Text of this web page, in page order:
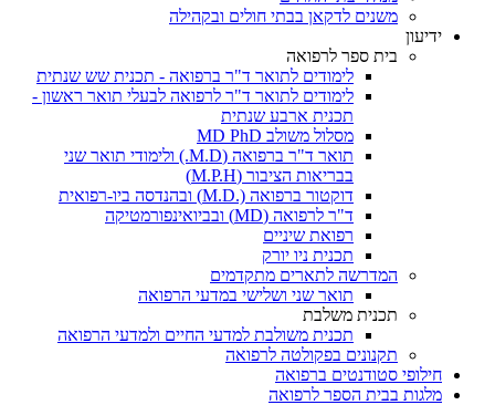
משנים לדקאן בבתי חולים ובקהילה
ידיעון
בית ספר לרפואה
לימודים לתואר ד"ר ברפואה - תכנית שש שנתית
לימודים לתואר ד"ר לרפואה לבעלי תואר ראשון -
תכנית ארבע שנתית
מסלול משולב MD PhD
תואר ד"ר ברפואה (M.D.) ולימודי תואר שני
בבריאות הציבור (M.P.H)
דוקטור ברפואה (.M.D) ובהנדסה ביו-רפואית
ד"ר לרפואה (MD) ובביואינפורמטיקה
רפואת שיניים
תכנית ניו יורק
המדרשה לתארים מתקדמים
תואר שני ושלישי במדעי הרפואה
תכנית משלבת
תכנית משולבת למדעי החיים ולמדעי הרפואה
תקנונים בפקולטה לרפואה
חילופי סטודנטים ברפואה
מלגות בבית הספר לרפואה